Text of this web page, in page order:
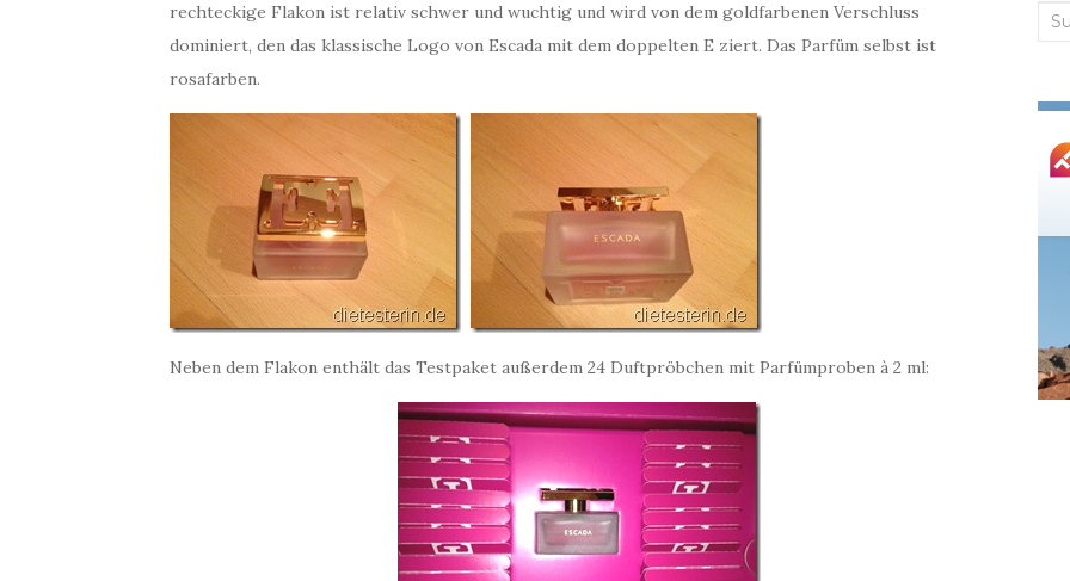
rechteckige Flakon ist relativ schwer und wuchtig und wird von dem goldfarbenen Verschluss
dominiert, den das klassische Logo von Escada mit dem doppelten E ziert. Das Parfüm selbst ist
rosafarben.
Neben dem Flakon enthält das Testpaket außerdem 24 Duftpröbchen mit Parfümproben à 2 ml: